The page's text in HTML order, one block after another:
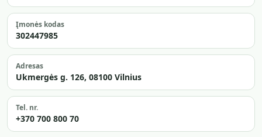
Įmonės kodas
302447985
Adresas
Ukmergės g. 126, 08100 Vilnius
Tel. nr.
+370 700 800 70